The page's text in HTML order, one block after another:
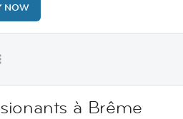
NOW
à Brême